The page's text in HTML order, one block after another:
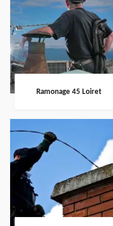
Ramonage 45 Loiret